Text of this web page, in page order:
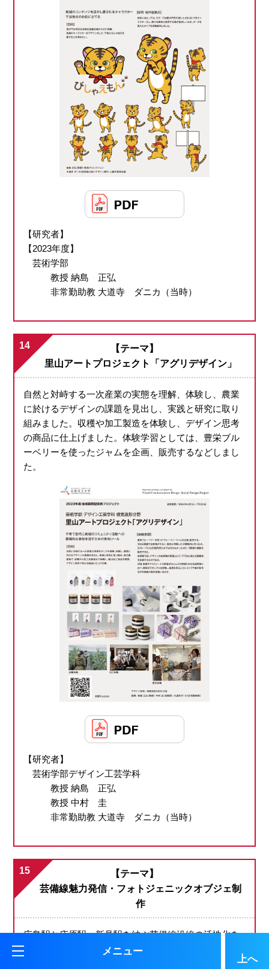
メニュー
上へ
【研究者】
【2023年度】
芸術学部
教授 納島 正弘
非常勤助教 大道寺 ダニカ（当時）
14
【テーマ】
里山アートプロジェクト「アグリデザイン」
自然と対峙する一次産業の実態を理解、体験し、農業
に於けるデザインの課題を見出し、実践と研究に取り
組みました。収穫や加工製造を体験し、デザイン思考
の商品に仕上げました。体験学習としては、豊栄ブル
ーベリーを使ったジャムを企画、販売するなどしまし
た。
【研究者】
芸術学部デザイン工芸学科
教授 納島 正弘
教授 中村 圭
非常勤助教 大道寺 ダニカ（当時）
15
【テーマ】
芸備線魅力発信・フォトジェニックオブジェ制
作
広島駅と庄原駅・新見駅を結ぶ芸備線沿線の活性化を
目的とした取り組みとして、志和口駅地域の方を中心
に100名の協力を得て幟を作成し、３ヶ月に渡り設置し